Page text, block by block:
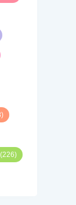
(226)